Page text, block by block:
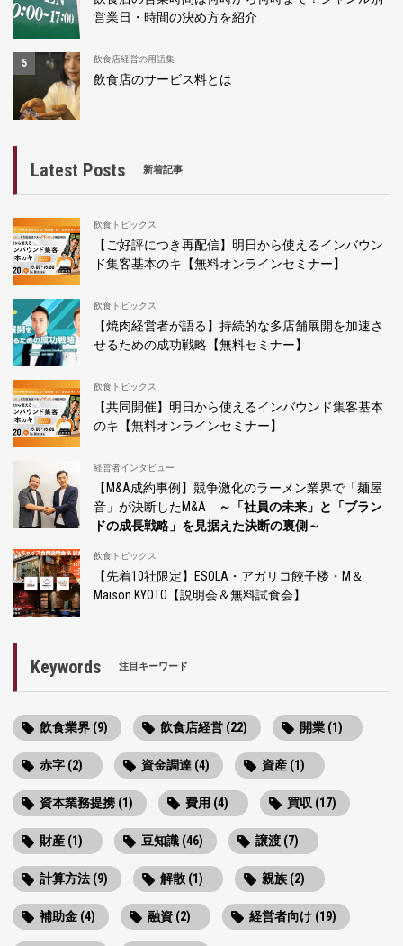
営業日・時間の決め方を紹介
飲食店経営の用語集
飲食店のサービス料とは
Latest Posts 新着記事
飲食トピックス
【ご好評につき再配信】明日から使えるインバウン
ド集客基本のキ【無料オンラインセミナー】
飲食トピックス
【焼肉経営者が語る】持続的な多店舗展開を加速さ
せるための成功戦略【無料セミナー】
飲食トピックス
【共同開催】明日から使えるインバウンド集客基本
のキ【無料オンラインセミナー】
経営者インタビュー
【M&A成約事例】競争激化のラーメン業界で「麺屋
音」が決断したM&A
～「社員の未来」と「ブラン
ドの成長戦略」を見据えた決断の裏側～
飲食トピックス
【先着10社限定】ESOLA・アガリコ餃子楼・M＆
Maison KYOTO【説明会＆無料試食会】
Keywords 注目キーワード
飲食業界 (9) 飲食店経営 (22) 開業 (1)
赤字 (2) 資金調達 (4) 資産 (1)
資本業務提携 (1) 費用 (4) 買収 (17)
財産 (1) 豆知識 (46) 譲渡 (7)
計算方法 (9) 解散 (1) 親族 (2)
補助金 (4) 融資 (2) 経営者向け (19)